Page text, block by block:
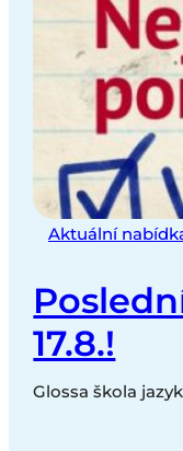
Aktuální
17.8.!
Glossa škola